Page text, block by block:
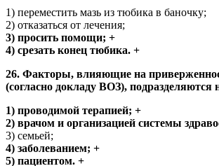
1) переместить мазь из тюбика в баночку;
2) отказаться от лечения;
3) просить помощи; +
4) срезать конец тюбика. +
26. Факторы, влияющие на
(согласно докладу ВОЗ), подразделяются
1) проводимой терапией; +
2) врачом и организацией системы
3) семьей;
4) заболеванием; +
5) пациентом. +